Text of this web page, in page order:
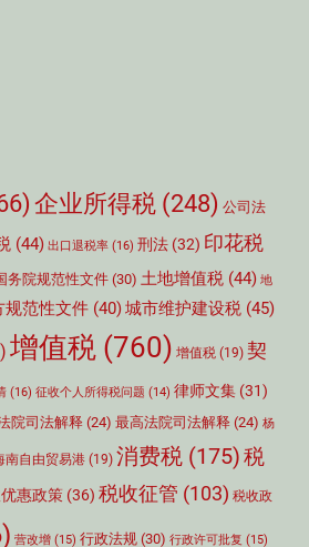
企业所得税 (248) 公司法
(44) 出口退税率 (16) 刑法 (32) 印花税
务院规范性文件 (30) 土地增值税 (44) 地
规范性文件 (40)城市维护建设税 (45)
增值税 (760) 增值税 (19) 契
(16) 征收个人所得税问题 (14) 律师文集 (31)
院司法解释 (24) 最高法院司法解释 (24) 杨
南自由贸易港 (19) 消费税 (175)税
惠政策 (36) 税收征管 (103) 税收政
营改增 (15) 行政法规 (30) 行政许可批复 (15)